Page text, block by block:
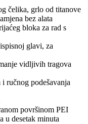
čelika, grlo od titanove
bez alata
bloka za rad s
glavi, za
vidljivih tragova
ručnog podešavanja
površinom PEI
u desetak minuta